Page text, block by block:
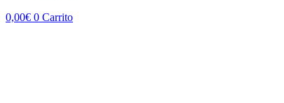
0,00€ 0 Carrito